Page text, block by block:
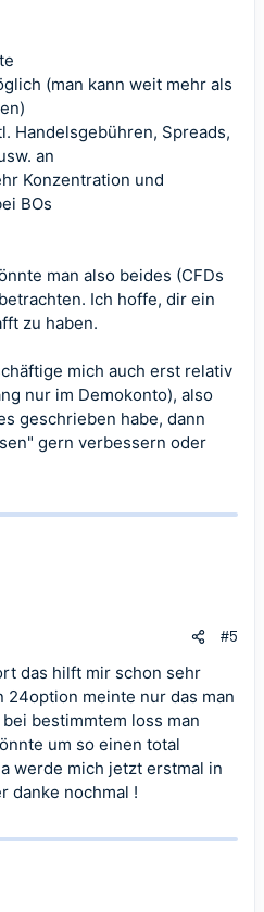
(man kann weit mehr als
Handelsgebühren, Spreads,
an
Konzentration und
BOs
man also beides (CFDs
Ich hoffe, dir ein
zu haben.
mich auch erst relativ
nur im Demokonto), also
geschrieben habe, dann
gern verbessern oder
#5
das hilft mir schon sehr
meinte nur das man
bestimmtem loss man
um so einen total
werde mich jetzt erstmal in
danke nochmal !